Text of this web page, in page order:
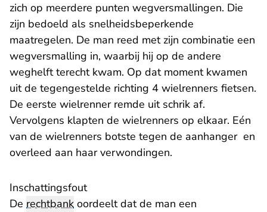
zich op meerdere punten wegversmallingen. Die
zijn bedoeld als snelheidsbeperkende
maatregelen. De man reed met zijn combinatie een
wegversmalling in, waarbij hij op de andere
weghelft terecht kwam. Op dat moment kwamen
uit de tegengestelde richting 4 wielrenners fietsen.
De eerste wielrenner remde uit schrik af.
Vervolgens klapten de wielrenners op elkaar. Eén
van de wielrenners botste tegen de aanhanger en
overleed aan haar verwondingen.
Inschattingsfout
De rechtbank oordeelt dat de man een